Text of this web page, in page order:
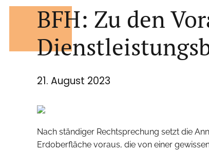
BFH: Zu den
21. August 2023
Nach ständiger Rechtsprechung setzt die
Erdoberfläche voraus, die von einer